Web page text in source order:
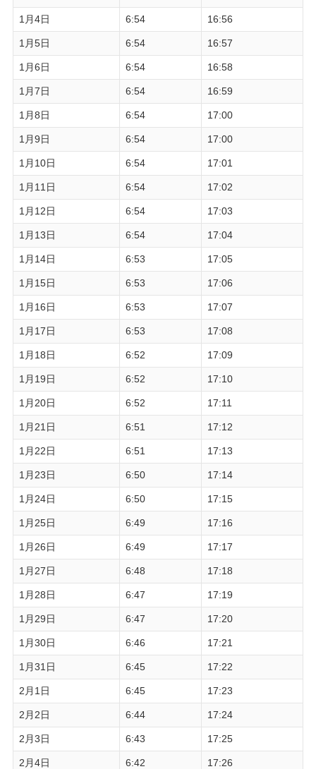
1月4日 6:54 16:56
1月5日 6:54 16:57
1月6日 6:54 16:58
1月7日 6:54 16:59
1月8日 6:54 17:00
1月9日 6:54 17:00
1月10日 6:54 17:01
1月11日 6:54 17:02
1月12日 6:54 17:03
1月13日 6:54 17:04
1月14日 6:53 17:05
1月15日 6:53 17:06
1月16日 6:53 17:07
1月17日 6:53 17:08
1月18日 6:52 17:09
1月19日 6:52 17:10
1月20日 6:52 17:11
1月21日 6:51 17:12
1月22日 6:51 17:13
1月23日 6:50 17:14
1月24日 6:50 17:15
1月25日 6:49 17:16
1月26日 6:49 17:17
1月27日 6:48 17:18
1月28日 6:47 17:19
1月29日 6:47 17:20
1月30日 6:46 17:21
1月31日 6:45 17:22
2月1日 6:45 17:23
2月2日 6:44 17:24
2月3日 6:43 17:25
2月4日 6:42 17:26